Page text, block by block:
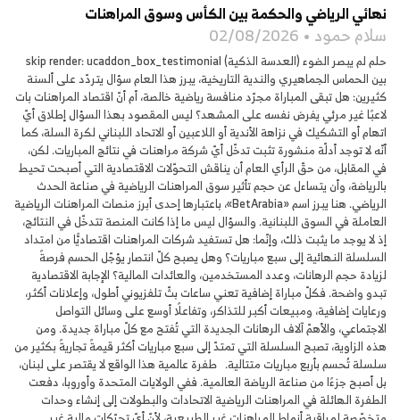
نهائي الرياضي والحكمة بين الكأس وسوق المراهنات
سلام حمود 02/08/2026
حلم لم يبصر الضوء (العدسة الذكية) skip render: ucaddon_box_testimonial
بين الحماس الجماهيري والندية التاريخية، يبرز هذا العام سؤال يتردّد على ألسنة
كثيرين: هل تبقى المباراة مجرّد منافسة رياضية خالصة، أم أنّ اقتصاد المراهنات بات
لاعبًا غير مرئي يفرض نفسه على المشهد؟ ليس المقصود بهذا السؤال إطلاق أيّ
اتهام أو التشكيك في نزاهة الأندية أو اللاعبين أو الاتحاد اللبناني لكرة السلة، كما
أنّه لا توجد أدلّة منشورة تثبت تدخّل أيّ شركة مراهنات في نتائج المباريات. لكن،
في المقابل، من حقّ الرأي العام أن يناقش التحوّلات الاقتصادية التي أصبحت تحيط
بالرياضة، وأن يتساءل عن حجم تأثير سوق المراهنات الرياضية في صناعة الحدث
الرياضي. هنا يبرز اسم «BetArabia»، باعتبارها إحدى أبرز منصات المراهنات الرياضية
العاملة في السوق اللبنانية. والسؤال ليس ما إذا كانت المنصة تتدخّل في النتائج،
إذ لا يوجد ما يثبت ذلك، وإنّما: هل تستفيد شركات المراهنات اقتصاديًّا من امتداد
السلسلة النهائية إلى سبع مباريات؟ وهل يصبح كلّ انتصار يؤجّل الحسم فرصةً
لزيادة حجم الرهانات، وعدد المستخدمين، والعائدات المالية؟ الإجابة الاقتصادية
تبدو واضحة. فكلّ مباراة إضافية تعني ساعات بثّ تلفزيوني أطول، وإعلانات أكثر،
ورعايات إضافية، ومبيعات أكبر للتذاكر، وتفاعلًا أوسع على وسائل التواصل
الاجتماعي، والأهمّ آلاف الرهانات الجديدة التي تُفتح مع كلّ مباراة جديدة. ومن
هذه الزاوية، تصبح السلسلة التي تمتدّ إلى سبع مباريات أكثر قيمةً تجاريةً بكثير من
سلسلة تُحسم بأربع مباريات متتالية. طفرة عالمية هذا الواقع لا يقتصر على لبنان،
بل أصبح جزءًا من صناعة الرياضة العالمية. ففي الولايات المتحدة وأوروبا، دفعت
الطفرة الهائلة في المراهنات الرياضية الاتحادات والبطولات إلى إنشاء وحدات